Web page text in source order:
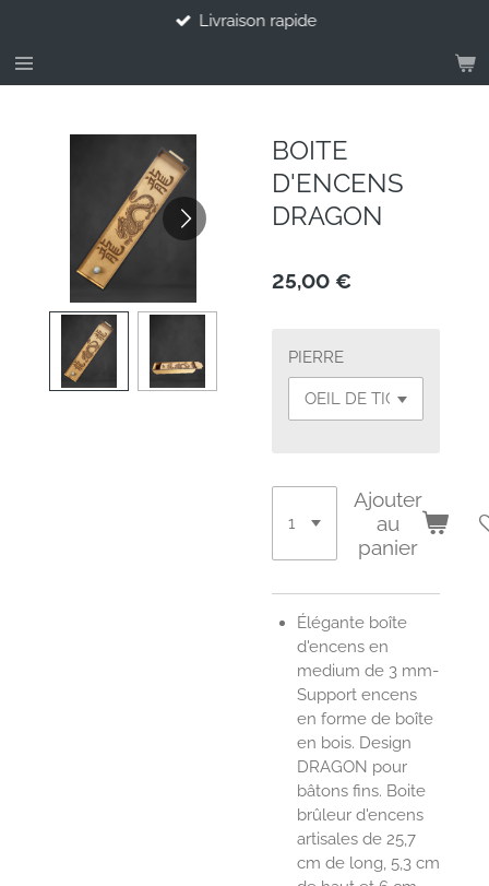
contenu
Livraison rapide
BOITE
D'ENCENS
DRAGON
25,00 €
PIERRE
Ajouter
au
panier
Élégante boîte
d'encens en
medium de 3 mm-
Support encens
en forme de boîte
en bois. Design
DRAGON pour
bâtons fins. Boite
brûleur d'encens
artisales de 25,7
cm de long, 5,3 cm